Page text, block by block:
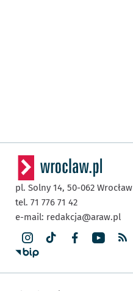
pl. Solny 14, 50-062 Wrocław
tel. 71 776 71 42
e-mail: redakcja@araw.pl